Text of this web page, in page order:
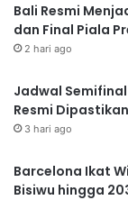
Bali Resmi
dan Final Piala
2 hari ago
Jadwal
Resmi
3 hari ago
Barcelona Ikat
Bisiwu hingga